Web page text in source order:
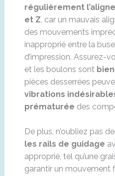
régulièrement
et Z, car un mauvais
des mouvements
inapproprié entre la
d’impression. Assurez-
et les boulons sont
pièces desserrées
vibrations
prématurée des
De plus, n’oubliez pas de
les rails de guidage
approprié, tel qu’une
garantir un mouvement